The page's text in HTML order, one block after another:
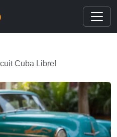
Cuba Libre!